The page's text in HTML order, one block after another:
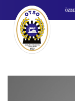
DEĞİŞİKLİK